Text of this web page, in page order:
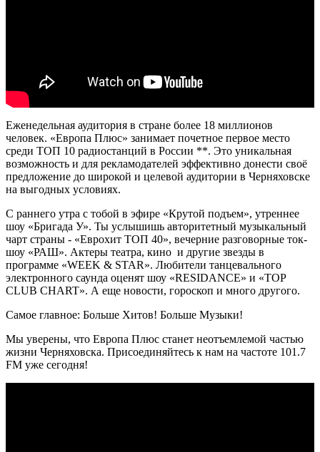
Еженедельная аудитория в стране более 18 миллионов
человек. «Европа Плюс» занимает почетное первое место
среди ТОП 10 радиостанций в России **. Это уникальная
возможность и для рекламодателей эффективно донести своё
предложение до широкой и целевой аудитории в Черняховске
на выгодных условиях.
С раннего утра с тобой в эфире «Крутой подъем», утреннее
шоу «Бригада У». Ты услышишь авторитетный музыкальный
чарт страны - «Еврохит ТОП 40», вечерние разговорные ток-
шоу «РАШ». Актеры театра, кино и другие звезды в
программе «WEEK & STAR». Любители танцевального
электронного саунда оценят шоу «RESIDANCE» и «TOP
CLUB CHART». А еще новости, гороскоп и много другого.
Самое главное: Больше Хитов! Больше Музыки!
Мы уверены, что Европа Плюс станет неотъемлемой частью
жизни Черняховска. Присоединяйтесь к нам на частоте 101.7
FM уже сегодня!